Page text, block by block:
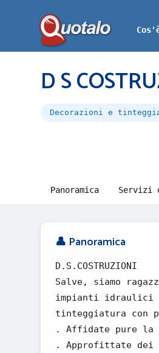
D S
Decorazioni e
Panoramica Servizi
👤 Panoramica
D.S.COSTRUZIONI
Salve, siamo
impianti idraulici
tinteggiatura con
. Affidate pure la
. Approfittate dei